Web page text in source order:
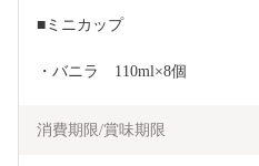
■ミニカップ
・バニラ　110ml×8個
消費期限/賞味期限